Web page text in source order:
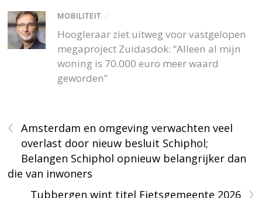
MOBILITEIT /
Hoogleraar ziet uitweg voor vastgelopen
megaproject Zuidasdok: “Alleen al mijn
woning is 70.000 euro meer waard
geworden”
‹
Amsterdam en omgeving verwachten veel
overlast door nieuw besluit Schiphol;
Belangen Schiphol opnieuw belangrijker dan
die van inwoners
›
Tubbergen wint titel Fietsgemeente 2026